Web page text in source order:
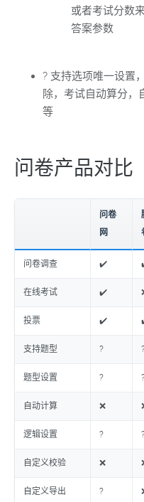
或者考试分数
答案参数
? 支持选项唯一设置
除，考试自动算分，
等
问卷产品对比
问卷
网
问卷调查 ✔️
在线考试 ✔️
投票 ✔️
支持题型 ?
题型设置 ?
自动计算 ❌
逻辑设置 ?
自定义校验 ❌
自定义导出 ?